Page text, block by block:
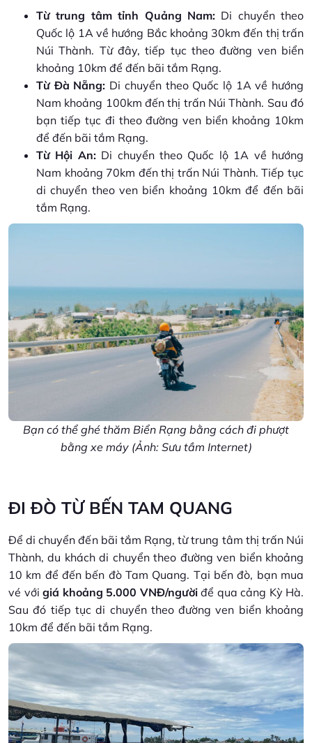
Từ trung tâm tỉnh Quảng Nam:Di chuyển theo
Quốc lộ 1A về hướng Bắc khoảng 30km đến thị trấn
Núi Thành. Từ đây, tiếp tục theo đường ven biển
khoảng 10km để đến bãi tắm Rạng.
Từ Đà Nẵng: Di chuyển theo Quốc lộ 1A về hướng
Nam khoảng 100km đến thị trấn Núi Thành. Sau đó
bạn tiếp tục đi theo đường ven biển khoảng 10km
để đến bãi tắm Rạng.
Từ Hội An:Di chuyển theo Quốc lộ 1A về hướng
Nam khoảng 70km đến thị trấn Núi Thành. Tiếp tục
di chuyển theo ven biển khoảng 10km để đến bãi
tắm Rạng.
Bạn có thể ghé thăm Biển Rạng bằng cách đi phượt
bằng xe máy (Ảnh: Sưu tầm Internet)
ĐI ĐÒ TỪ BẾN TAM QUANG
Để di chuyển đến bãi tắm Rạng, từ trung tâm thị trấn Núi
Thành, du khách di chuyển theo đường ven biển khoảng
10 km để đến bến đò Tam Quang. Tại bến đò, bạn mua
vé với giá khoảng 5.000 VNĐ/ngườiđể qua cảng Kỳ Hà.
Sau đó tiếp tục di chuyển theo đường ven biển khoảng
10km để đến bãi tắm Rạng.